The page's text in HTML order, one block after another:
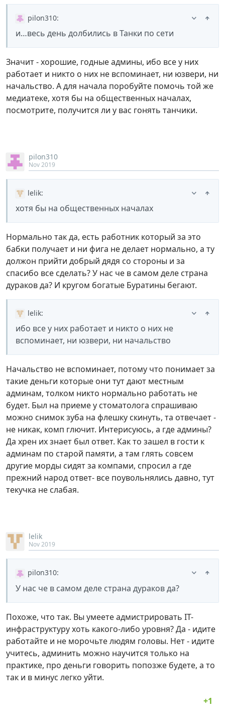
pilon310:
и…весь день долбились в Танки по сети
Значит - хорошие, годные админы, ибо все у них
работает и никто о них не вспоминает, ни юзвери, ни
начальство. А для начала поробуйте помочь той же
медиатеке, хотя бы на общественных началах,
посмотрите, получится ли у вас гонять танчики.
pilon310
Nov 2019
lelik:
хотя бы на общественных началах
Нормально так да, есть работник который за это
бабки получает и ни фига не делает нормально, а ту
должон прийти добрый дядя со стороны и за
спасибо все сделать? У нас че в самом деле страна
дураков да? И кругом богатые Буратины бегают.
lelik:
ибо все у них работает и никто о них не
вспоминает, ни юзвери, ни начальство
Начальство не вспоминает, потому что понимает за
такие деньги которые они тут дают местным
админам, толком никто нормально работать не
будет. Был на приеме у стоматолога спрашиваю
можно снимок зуба на флешку скинуть, та отвечает -
не никак, комп глючит. Интерисуюсь, а где админы?
Да хрен их знает был ответ. Как то зашел в гости к
админам по старой памяти, а там глять совсем
другие морды сидят за компами, спросил а где
прежний народ ответ- все поувольнялись давно, тут
текучка не слабая.
lelik
Nov 2019
pilon310:
У нас че в самом деле страна дураков да?
Похоже, что так. Вы умеете адмистрировать IT-
инфраструктуру хоть какого-либо уровня? Да - идите
работайте и не морочьте людям головы. Нет - идите
учитесь, админить можно научится только на
практике, про деньги говорить попозже будете, а то
так и в минус легко уйти.